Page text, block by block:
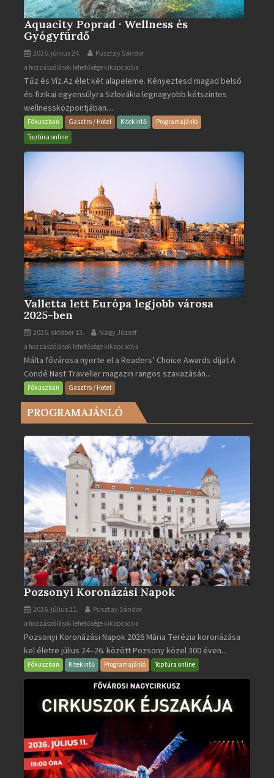
Aquacity Poprad · Wellness és
Gyógyfürdő
2026. június 24. Pusztay Sándor
Aquacity
Poprad
·
Wellness
és
Gyógyfürdő
a hozzászólások lehetősége kikapcsolva
Tűz és Víz.Az élet két alapeleme. Kényeztesd magad belső
és fizikai egyensúlyra Szlovákia legnagyobb kétszintes
wellnessközpontjában....
Fókuszban Gasztro / Hotel Kitekintő
Programajánló
Toptúra online
Valletta lett Európa legjobb városa
2025-ben
2025. október 13. Nagy József
Valletta
lett
Európa
legjobb
2025-
bejegyzéshez
a hozzászólások lehetősége kikapcsolva
Málta fővárosa nyerte el a Readers’ Choice Awards díjat A
Condé Nast Traveller magazin rangos szavazásán...
Fókuszban Gasztro / Hotel
PROGRAMAJÁNLÓ
Pozsonyi Koronázási Napok
2026. július 21. Pusztay Sándor
Pozsonyi
Koronázási
Napok
bejegyzéshez
a hozzászólások lehetősége kikapcsolva
Pozsonyi Koronázási Napok 2026 Mária Terézia koronázása
kel életre július 24–26. között Pozsony közel 300 éven...
Fókuszban Kitekintő Programajánló Toptúra online